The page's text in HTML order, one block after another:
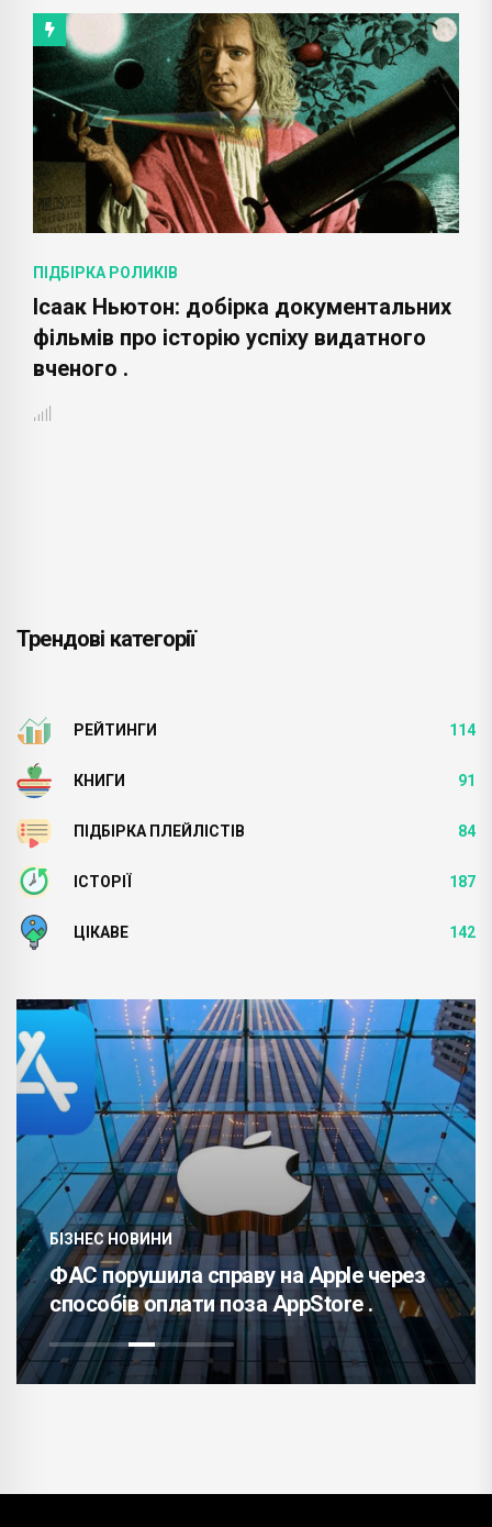
ПІДБІРКА РОЛИКІВ
Ісаак Ньютон: добірка документальних
фільмів про історію успіху видатного
вченого .
Трендові категорії
РЕЙТИНГИ 114
КНИГИ 91
ПІДБІРКА ПЛЕЙЛІСТІВ 84
ІСТОРІЇ 187
ЦІКАВЕ 142
БІЗНЕС НОВИНИ
ФАС порушила справу на Apple через
способів оплати поза AppStore .